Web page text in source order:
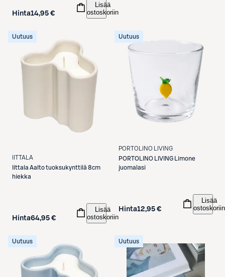
Hinta14,95 €
Lisää
ostoskoriin
Uutuus
IITTALA
Iittala Aalto tuoksukynttilä 8cm
hiekka
Hinta64,95 €
Lisää
ostoskoriin
Uutuus
PORTOLINO LIVING
PORTOLINO LIVING
Limone
juomalasi
Hinta12,95 €
Lisää
ostoskoriin
Uutuus Uutuus